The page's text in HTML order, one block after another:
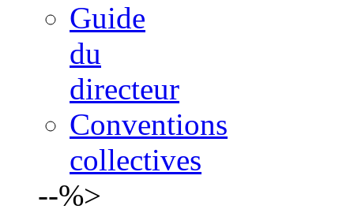
Guide
du
directeur
Conventions
collectives
--%>